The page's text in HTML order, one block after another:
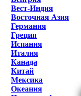
Вест-Индия
Восточная Азия
Германия
Греция
Испания
Италия
Канада
Китай
Мексика
Океания